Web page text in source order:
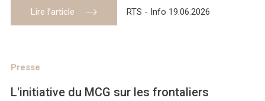
Lire l’article RTS - Info 19.06.2026
Presse
L'initiative du MCG sur les frontaliers